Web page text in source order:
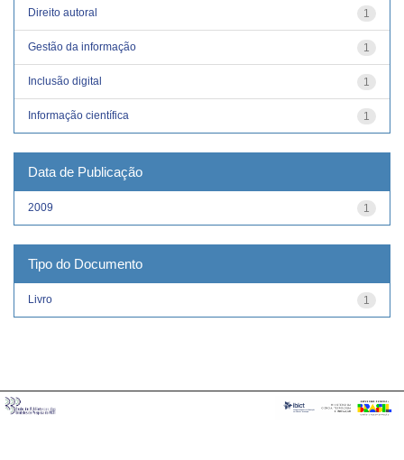
1
Direito autoral
1
Gestão da informação
1
Inclusão digital
1
Informação científica
Data de Publicação
1
2009
Tipo do Documento
1
Livro